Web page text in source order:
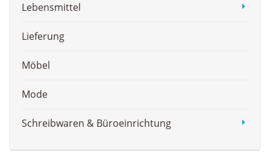
Lebensmittel
Lieferung
Möbel
Mode
Schreibwaren & Büroeinrichtung